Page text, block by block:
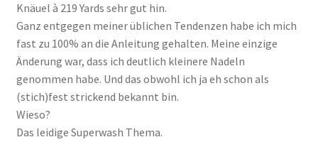
Knäuel à 219 Yards sehr gut hin.
Ganz entgegen meiner üblichen Tendenzen habe ich mich
fast zu 100% an die Anleitung gehalten. Meine einzige
Änderung war, dass ich deutlich kleinere Nadeln
genommen habe. Und das obwohl ich ja eh schon als
(stich)fest strickend bekannt bin.
Wieso?
Das leidige Superwash Thema.